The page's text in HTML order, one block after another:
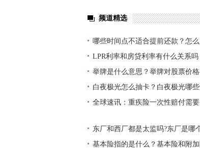
频道精选
哪些时间点不适合提前还款？怎
LPR利率和房贷利率有什么关系
房贷款条件”吗?
举牌是什么意思？举牌对股票价
白夜极光怎么抽卡？白夜极光哪
全球速讯：重疾险一次性赔付需
东厂和西厂都是太监吗?东厂是哪
基本险指的是什么？基本险和附